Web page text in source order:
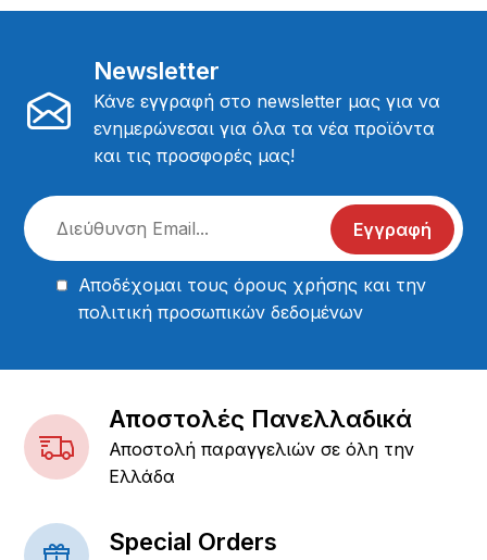
Newsletter
Κάνε εγγραφή στο newsletter μας για να
ενημερώνεσαι για όλα τα νέα προϊόντα
και τις προσφορές μας!
Εγγραφή
Αποδέχομαι τουςόρους χρήσης και την
πολιτική προσωπικών δεδομένων
Αποστολές Πανελλαδικά
Αποστολή παραγγελιών σε όλη την
Ελλάδα
Special Orders